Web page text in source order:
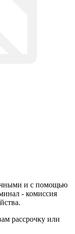
и с помощью
- комиссия
рассрочку или